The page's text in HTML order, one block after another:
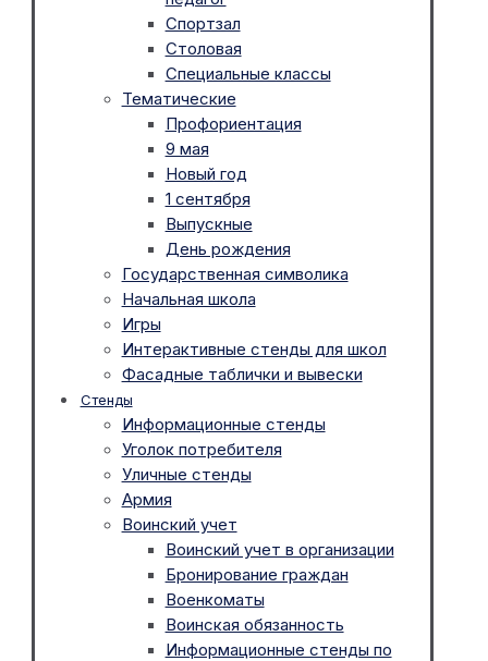
Спортзал
Столовая
Специальные классы
Тематические
Профориентация
9 мая
Новый год
1 сентября
Выпускные
День рождения
Государственная символика
Начальная школа
Игры
Интерактивные стенды для школ
Фасадные таблички и вывески
Стенды
Информационные стенды
Уголок потребителя
Уличные стенды
Армия
Воинский учет
Воинский учет в организации
Бронирование граждан
Военкоматы
Воинская обязанность
Информационные стенды по